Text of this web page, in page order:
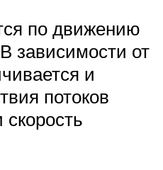
по движению
зависимости от
и
потоков
скорость